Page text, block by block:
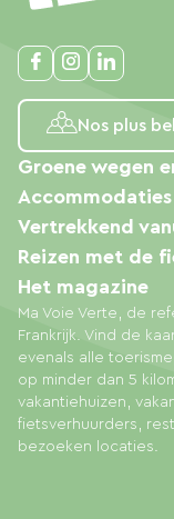
Nos plus
Ma Voie Verte, de
Frankrijk. Vind de
evenals alle
op minder dan 5
vakantiehuizen,
fietsverhuurders,
bezoeken locaties.
Groene wegen
Accommodaties
Vertrekkend
Reizen met de
Het magazine